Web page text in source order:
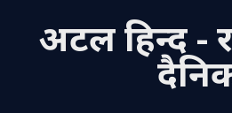
p
p
o
o
n
अटल हिन्द -